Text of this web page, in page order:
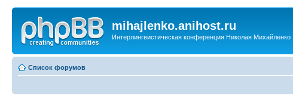
mihajlenko.anihost.ru
Интерлингвистическая конференция Николая Михайленко
Список форумов